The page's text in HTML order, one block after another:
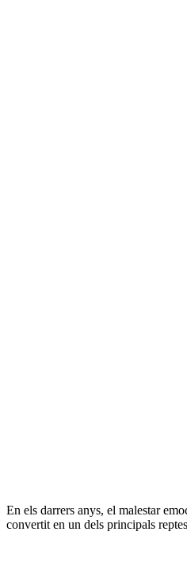
En els darrers anys, el malestar
convertit en un dels principals